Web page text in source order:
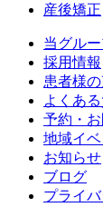
産後矯正
当グル
採用情報
患者様
よくあ
予約・
地域イ
お知らせ
ブログ
プライ